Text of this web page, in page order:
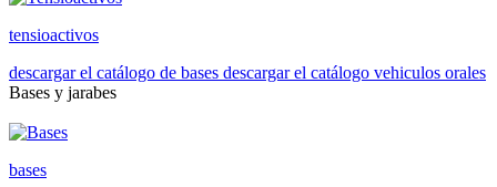
tensioactivos
descargar el catálogo de bases descargar el catálogo vehiculos orales
Bases y jarabes
bases